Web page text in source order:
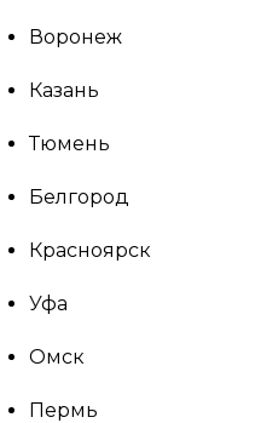
Воронеж
Казань
Тюмень
Белгород
Красноярск
Уфа
Омск
Пермь